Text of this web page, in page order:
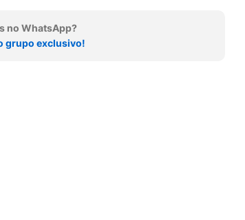
no WhatsApp?
grupo exclusivo!